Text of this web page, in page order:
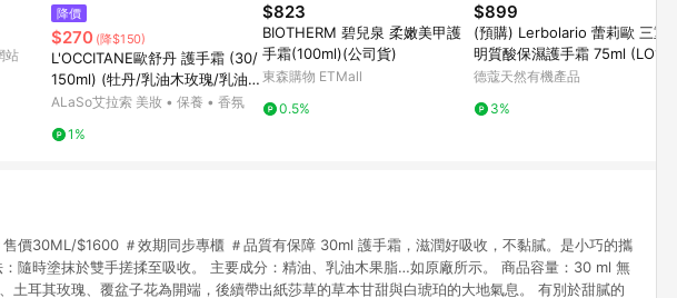
站
降價
$270 (降$150)
L'OCCITANE歐舒丹 護手霜 (30/
150ml) (牡丹/乳油木玫瑰/乳油
木/玫瑰花園/櫻花/自然秘境乳油
杏仁)
ALaSo艾拉索 美妝 • 保養 • 香氛
1%
$823
BIOTHERM 碧兒泉 柔嫩美甲護
手霜(100ml)(公司貨)
東森購物 ETMall
0.5%
$899
(預購) Lerbolario 蕾莉歐 三重透
明質酸保濕護手霜 75ml (LO165)
德蔻天然有機產品
3%
售價30ML/$1600 ＃效期同步專櫃 ＃品質有保障 30ml 護手霜，滋潤好吸收，不黏膩。是小巧的攜
隨時塗抹於雙手搓揉至吸收。 主要成分：精油、乳油木果脂…如原廠所示。 商品容量：30 ml 無
土耳其玫瑰、覆盆子花為開端，後續帶出紙莎草的草本甘甜與白琥珀的大地氣息。 有別於甜膩的